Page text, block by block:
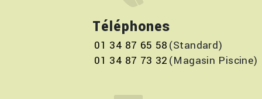
Téléphones
01 34 87 65 58
01 34 87 73 32